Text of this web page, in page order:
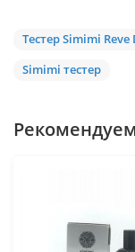
Тестер Simimi Reve
Simimi тестер